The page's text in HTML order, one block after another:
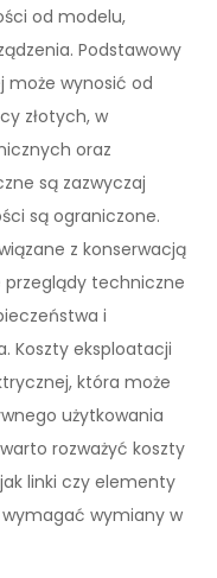
od modelu,
Podstawowy
może wynosić od
złotych, w
oraz
są zazwyczaj
są ograniczone.
z konserwacją
przeglądy techniczne
i
Koszty eksploatacji
która może
użytkowania
rozważyć koszty
linki czy elementy
wymiany w